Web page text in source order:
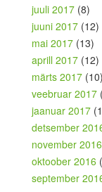
juuli 2017 (8)
juuni 2017 (12)
mai 2017 (13)
aprill 2017 (12)
märts 2017 (10)
veebruar 2017
jaanuar 2017
detsember
november 2016
oktoober 2016
september